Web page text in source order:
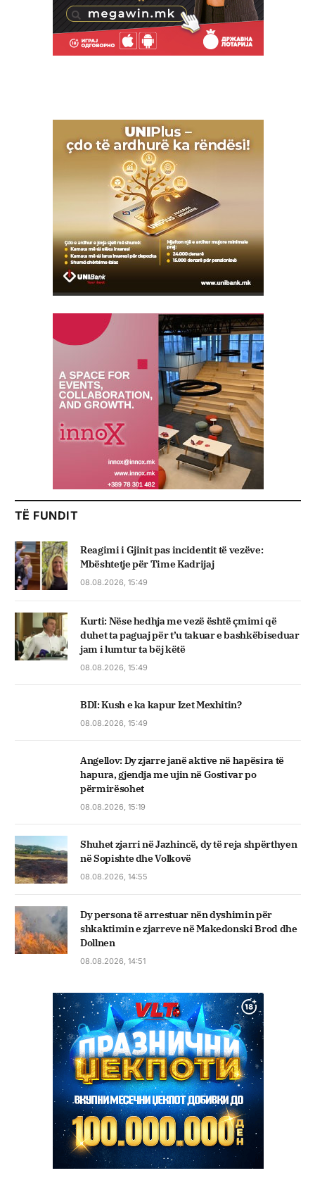
TË FUNDIT
Reagimi i Gjinit pas incidentit të vezëve:
Mbështetje për Time Kadrijaj
08.08.2026, 15:49
Kurti: Nëse hedhja me vezë është çmimi që
duhet ta paguaj për t’u takuar e bashkëbiseduar
jam i lumtur ta bëj këtë
08.08.2026, 15:49
BDI: Kush e ka kapur Izet Mexhitin?
08.08.2026, 15:49
Angellov: Dy zjarre janë aktive në hapësira të
hapura, gjendja me ujin në Gostivar po
përmirësohet
08.08.2026, 15:19
Shuhet zjarri në Jazhincë, dy të reja shpërthyen
në Sopishte dhe Volkovë
08.08.2026, 14:55
Dy persona të arrestuar nën dyshimin për
shkaktimin e zjarreve në Makedonski Brod dhe
Dollnen
08.08.2026, 14:51